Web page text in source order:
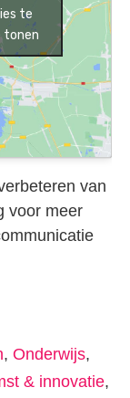
te
tonen
van
voor meer
, Onderwijs,
& innovatie,